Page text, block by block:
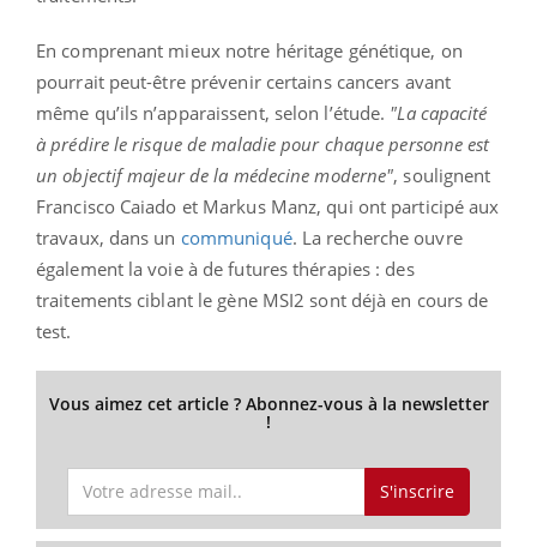
En comprenant mieux notre héritage génétique, on
pourrait peut-être prévenir certains cancers avant
même qu’ils n’apparaissent, selon l’étude. "La capacité
à prédire le risque de maladie pour chaque personne est
un objectif majeur de la médecine moderne", soulignent
Francisco Caiado et Markus Manz, qui ont participé aux
travaux, dans un communiqué. La recherche ouvre
également la voie à de futures thérapies : des
traitements ciblant le gène MSI2 sont déjà en cours de
test.
Vous aimez cet article ? Abonnez-vous à la newsletter
!
S'inscrire